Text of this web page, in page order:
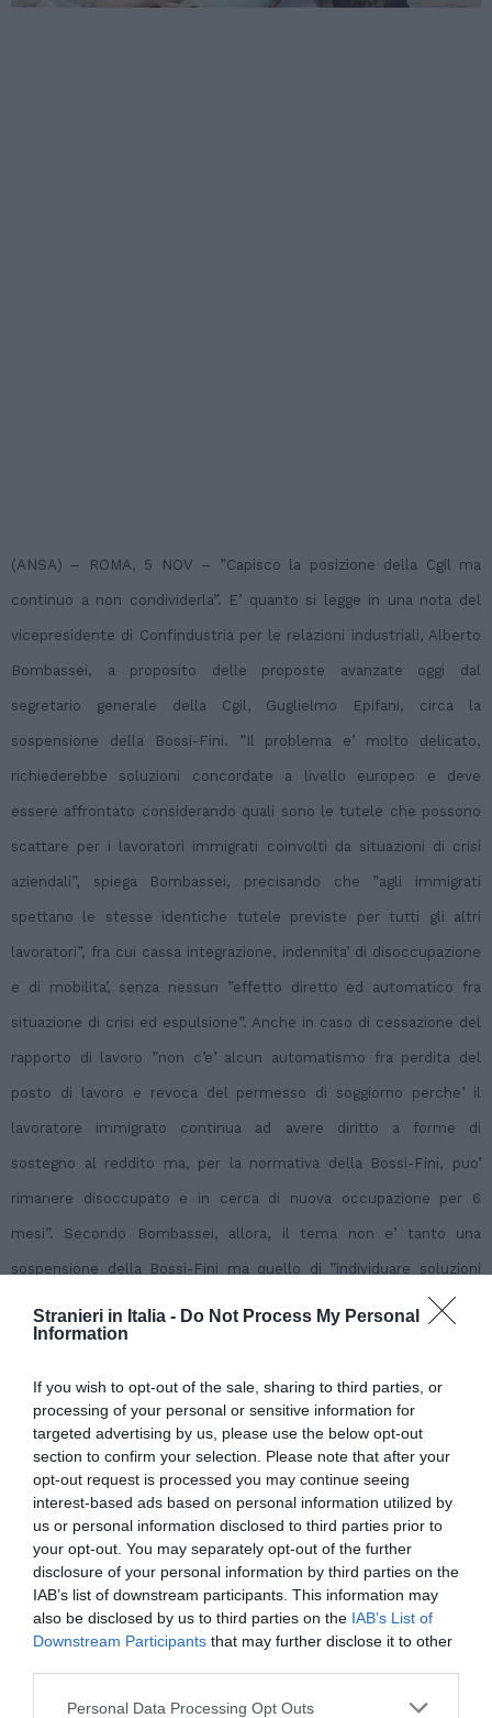
Stranieri in Italia - Do Not Process My Personal
Information
If you wish to opt-out of the sale, sharing to third parties, or
processing of your personal or sensitive information for
targeted advertising by us, please use the below opt-out
section to confirm your selection. Please note that after your
opt-out request is processed you may continue seeing
interest-based ads based on personal information utilized by
us or personal information disclosed to third parties prior to
your opt-out. You may separately opt-out of the further
disclosure of your personal information by third parties on the
IAB’s list of downstream participants. This information may
also be disclosed by us to third parties on the IAB’s List of
Downstream Participants that may further disclose it to other
Personal Data Processing Opt Outs
(ANSA) – ROMA, 5 NOV – ”Capisco la posizione della Cgil ma
continuo a non condividerla”. E’ quanto si legge in una nota del
vicepresidente di Confindustria per le relazioni industriali, Alberto
Bombassei, a proposito delle proposte avanzate oggi dal
segretario generale della Cgil, Guglielmo Epifani, circa la
sospensione della Bossi-Fini. ”Il problema e’ molto delicato,
richiederebbe soluzioni concordate a livello europeo e deve
essere affrontato considerando quali sono le tutele che possono
scattare per i lavoratori immigrati coinvolti da situazioni di crisi
aziendali”, spiega Bombassei, precisando che ”agli immigrati
spettano le stesse identiche tutele previste per tutti gli altri
lavoratori”, fra cui cassa integrazione, indennita’ di disoccupazione
e di mobilita’, senza nessun ”effetto diretto ed automatico fra
situazione di crisi ed espulsione”. Anche in caso di cessazione del
rapporto di lavoro ”non c’e’ alcun automatismo fra perdita del
posto di lavoro e revoca del permesso di soggiorno perche’ il
lavoratore immigrato continua ad avere diritto a forme di
sostegno al reddito ma, per la normativa della Bossi-Fini, puo’
rimanere disoccupato e in cerca di nuova occupazione per 6
mesi”. Secondo Bombassei, allora, il tema non e’ tanto una
sospensione della Bossi-Fini ma quello di ”individuare soluzioni
che facciano coincidere i periodi gia’ previsti di sostegno al
reddito con la ricerca di nuova occupazione. Un periodo che, in
momento della perdita del posto di lavoro”. Quanto invece alla
richiesta di detassazione della tredicesima, Bombassei conferma
quanto ha detto la presidente Marcegaglia: ”E’ un’operazione una
tantum che costa molto ed e’ di scarsa efficacia. Al contrario la
detassazione strutturale degli straordinari e dei premi aziendali
rende piu’ pesante la retribuzione dei lavoratori ed aumenta la
competitivita’ delle imprese con costi di gran lunga inferiori”.
Articolo precedente